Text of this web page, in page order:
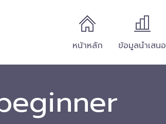
หน้าหลัก ข้อมูลนำเสนอ